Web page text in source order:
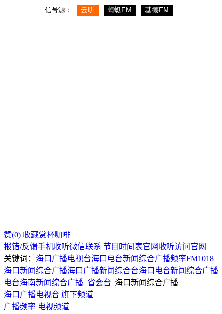
赞(0) 收藏赏杯咖啡
报错/反馈手机收听微信联系 节目时间表官网收听访问官网
关键词： 海口广播电视台海口电台新闻综合广播频率FM1018
海口新闻综合广播海口广播新闻综合台海口电台新闻综合广播
电台海南新闻综合广播 省会台 海口新闻综合广播
海口广播电视台 旗下频道
广播频率 电视频道